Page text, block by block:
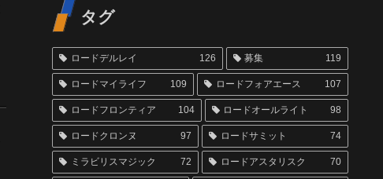
タグ
ロードデルレイ 126 募集 119
ロードマイライフ 109 ロードフォアエース 107
ロードフロンティア 104 ロードオールライト 98
ロードクロンヌ 97 ロードサミット 74
ミラビリスマジック 72 ロードアスタリスク 70